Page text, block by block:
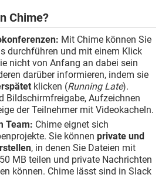
Chime?
Mit Chime können Sie
durchführen und mit einem Klick
nicht von Anfang an dabei sein
darüber informieren, indem sie
klicken (Running Late).
Bildschirmfreigabe, Aufzeichnen
der Teilnehmer mit Videokacheln.
Team: Chime eignet sich
Sie können private und
, in denen Sie Dateien mit
MB teilen und private Nachrichten
können. Chime lässt sind in Slack